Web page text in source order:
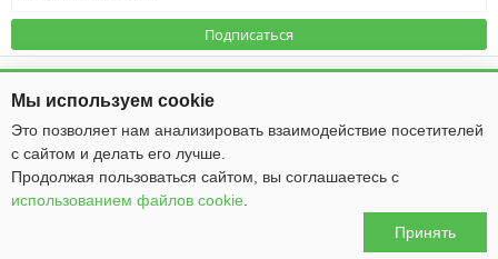
Подписаться
© ООО "ИзоТоп", 2006-2026. Все права
защищены. Информация сайта
защищена законом об авторских
правах.
Общество с ограниченной ответственностью «ИзоТоп»
ИНН 5256084834
ОГРН 1085256009475
Юридический адрес: 603016, г. Нижний Новгород, ул. Ю. Фучика, д. 50
0
Мы используем cookie
Это позволяет нам анализировать взаимодействие посетителей
с сайтом и делать его лучше.
Продолжая пользоваться сайтом, вы соглашаетесь с
использованием файлов cookie
Принять